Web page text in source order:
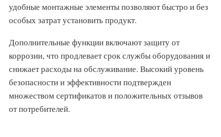
удобные монтажные элементы позволяют быстро и без
особых затрат установить продукт.
Дополнительные функции включают защиту от
коррозии, что продлевает срок службы оборудования и
снижает расходы на обслуживание. Высокий уровень
безопасности и эффективности подтвержден
множеством сертификатов и положительных отзывов
от потребителей.